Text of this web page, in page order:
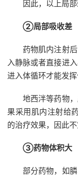
因此，以上局
②局部吸收差
药物肌内注射
入静脉或者直接进
进入体循环才能发挥
地西泮等药物
果采用肌内注射给
的治疗效果，因此不
③药物体积大
部分药物，如